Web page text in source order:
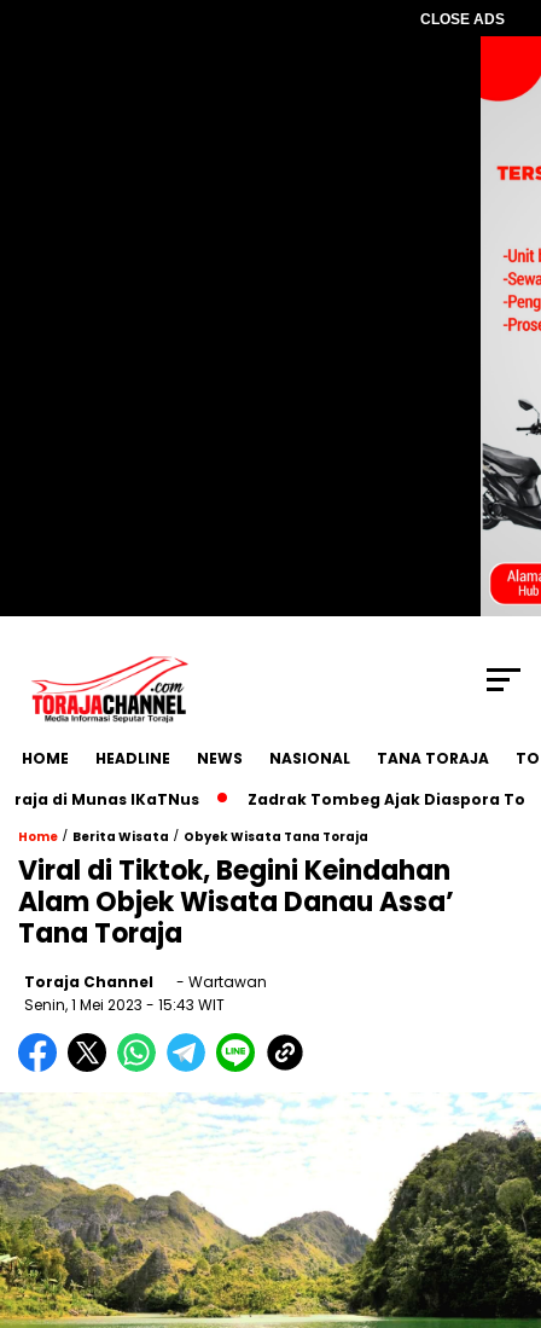
CLOSE ADS
HOME HEADLINE NEWS NASIONAL TANA TORAJA
IKaTNus
Zadrak Tombeg Ajak Diaspora Toraja
Home / Berita Wisata / Obyek Wisata Tana Toraja
Viral di Tiktok, Begini Keindahan
Alam Objek Wisata Danau Assa’
Tana Toraja
Toraja Channel
- Wartawan
Senin, 1 Mei 2023 - 15:43 WIT